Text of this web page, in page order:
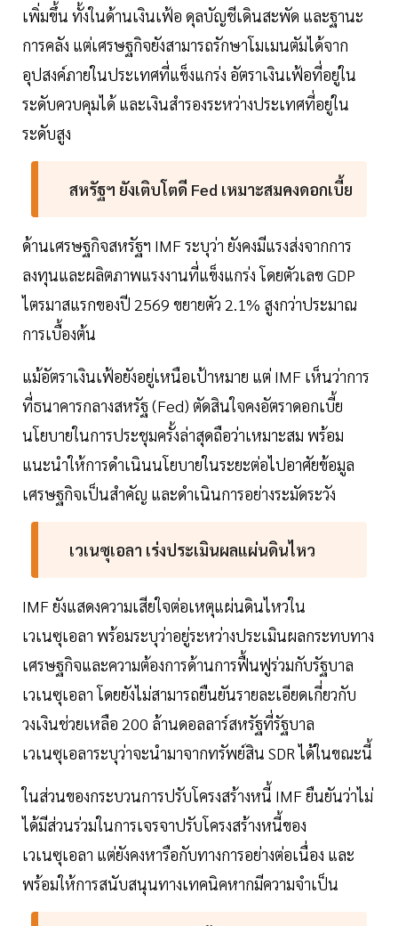
เพิ่มขึ้น ทั้งในด้านเงินเฟ้อ ดุลบัญชีเดินสะพัด และฐานะ
การคลัง แต่เศรษฐกิจยังสามารถรักษาโมเมนตัมได้จาก
อุปสงค์ภายในประเทศที่แข็งแกร่ง อัตราเงินเฟ้อที่อยู่ใน
ระดับควบคุมได้ และเงินสำรองระหว่างประเทศที่อยู่ใน
ระดับสูง
สหรัฐฯ ยังเติบโตดี Fed เหมาะสมคงดอกเบี้ย
ด้านเศรษฐกิจสหรัฐฯ IMF ระบุว่า ยังคงมีแรงส่งจากการ
ลงทุนและผลิตภาพแรงงานที่แข็งแกร่ง โดยตัวเลข GDP
ไตรมาสแรกของปี 2569 ขยายตัว 2.1% สูงกว่าประมาณ
การเบื้องต้น
แม้อัตราเงินเฟ้อยังอยู่เหนือเป้าหมาย แต่ IMF เห็นว่าการ
ที่ธนาคารกลางสหรัฐ (Fed) ตัดสินใจคงอัตราดอกเบี้ย
นโยบายในการประชุมครั้งล่าสุดถือว่าเหมาะสม พร้อม
แนะนำให้การดำเนินนโยบายในระยะต่อไปอาศัยข้อมูล
เศรษฐกิจเป็นสำคัญ และดำเนินการอย่างระมัดระวัง
เวเนซุเอลา เร่งประเมินผลแผ่นดินไหว
IMF ยังแสดงความเสียใจต่อเหตุแผ่นดินไหวใน
เวเนซุเอลา พร้อมระบุว่าอยู่ระหว่างประเมินผลกระทบทาง
เศรษฐกิจและความต้องการด้านการฟื้นฟูร่วมกับรัฐบาล
เวเนซุเอลา โดยยังไม่สามารถยืนยันรายละเอียดเกี่ยวกับ
วงเงินช่วยเหลือ 200 ล้านดอลลาร์สหรัฐที่รัฐบาล
เวเนซุเอลาระบุว่าจะนำมาจากทรัพย์สิน SDR ได้ในขณะนี้
ในส่วนของกระบวนการปรับโครงสร้างหนี้ IMF ยืนยันว่าไม่
ได้มีส่วนร่วมในการเจรจาปรับโครงสร้างหนี้ของ
เวเนซุเอลา แต่ยังคงหารือกับทางการอย่างต่อเนื่อง และ
พร้อมให้การสนับสนุนทางเทคนิคหากมีความจำเป็น